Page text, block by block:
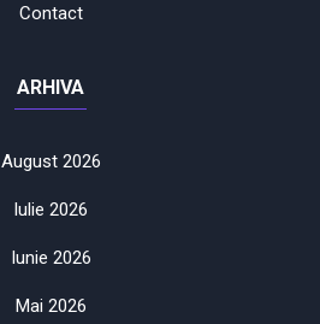
Contact
ARHIVA
August 2026
Iulie 2026
Iunie 2026
Mai 2026